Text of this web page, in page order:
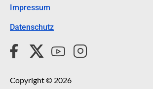
Impressum
Datenschutz
Copyright © 2026